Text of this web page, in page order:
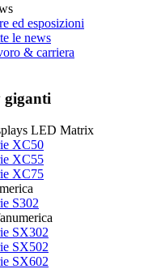
ed esposizioni
le news
& carriera
giganti
LED Matrix
XC50
XC55
XC75
S302
SX302
SX502
SX602